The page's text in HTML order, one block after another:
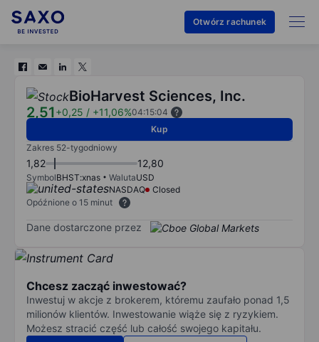
Otwórz rachunek
BioHarvest Sciences, Inc.
2,51+0,25 / +11,06%04:15:04
Kup
Zakres 52-tygodniowy
1,82 12,80
SymbolBHST:xnas WalutaUSD
NASDAQ
Closed
Opóźnione o 15 minut
Dane dostarczone przez
Chcesz zacząć inwestować?
Inwestuj w akcje z brokerem, któremu zaufało ponad 1,5
milionów klientów. Inwestowanie wiąże się z ryzykiem.
Możesz stracić część lub całość swojego kapitału.